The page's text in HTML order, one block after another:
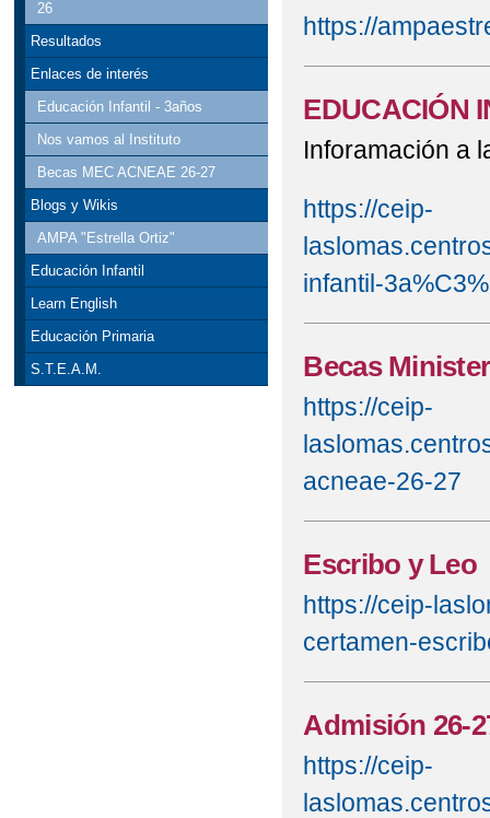
26
Resultados
Enlaces de interés
Educación Infantil - 3años
Nos vamos al Instituto
Becas MEC ACNEAE 26-27
Blogs y Wikis
AMPA "Estrella Ortiz"
Educación Infantil
Learn English
Educación Primaria
S.T.E.A.M.
https://
EDUCACIÓN
Inforamación a
https://ceip-
infantil-
Becas
https://ceip-
acneae-26-27
Escribo y Leo
https://ceip-
certamen-
Admisión 26-
https://ceip-